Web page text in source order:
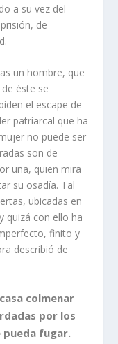
a su vez del
de
un hombre, que
éste se
el escape de
patriarcal que ha
no puede ser
son de
una, quien mira
su osadía. Tal
ubicadas en
quizá con ello ha
finito y
describió de
colmenar
por los
pueda fugar.